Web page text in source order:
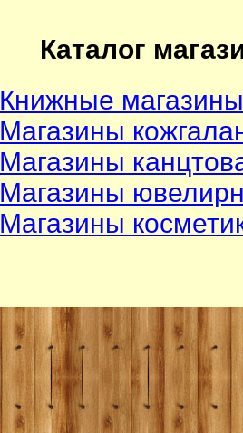
Каталог
Книжные
Магазины
Магазины
Магазины
Магазины